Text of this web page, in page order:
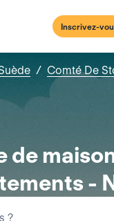
Inscrivez-
/ Comté De
de
-